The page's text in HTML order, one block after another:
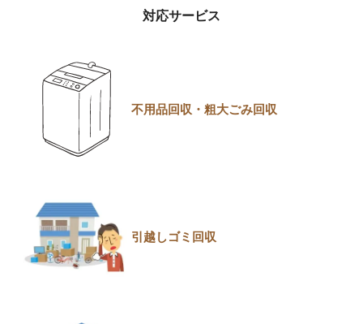
対応サービス
不用品回収・粗大ごみ回収
引越しゴミ回収